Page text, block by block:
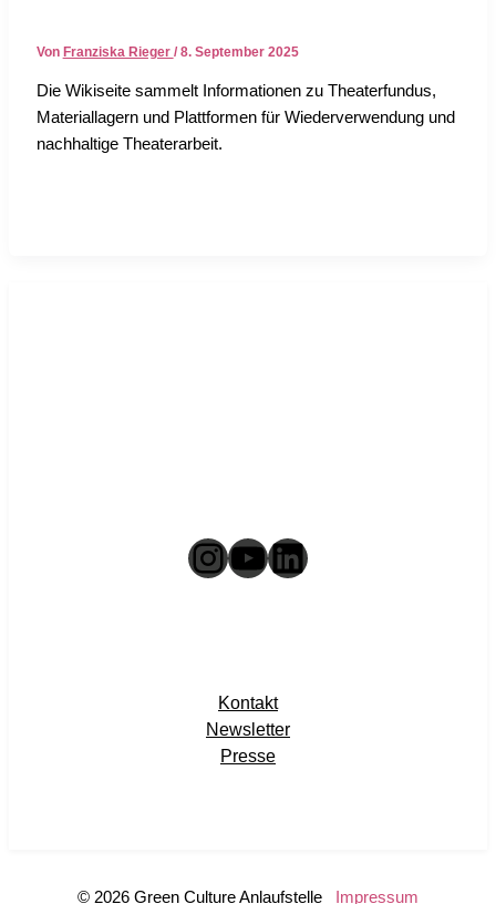
Von Franziska Rieger / 8. September 2025
Die Wiki­sei­te sam­melt Infor­ma­tio­nen zu Thea­ter­fun­dus,
Mate­ri­al­la­gern und Platt­for­men für Wie­der­ver­wen­dung und
nach­hal­ti­ge Thea­ter­ar­beit.
Instagram
YouTube
LinkedIn
Kontakt
Newsletter
Presse
© 2026 Green Culture Anlaufstelle Impressum